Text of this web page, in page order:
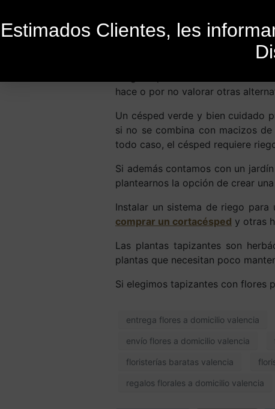
Estimados Clientes, les
Por
hace o por no valorar otras
Un césped verde y bien cuidado
si no se combina con macizos
todo caso, el césped requiere
Si además contamos con un
plantearnos la opción de crear
Instalar un sistema de riego
comprar un cortacésped y otras
Las plantas tapizantes son
plantas que necesitan poco
Si elegimos tapizantes con flores
entrega flores a domicilio valencia
envío flores a domicilio valencia
floristerías baratas valencia
regalos florales a domicilio valencia